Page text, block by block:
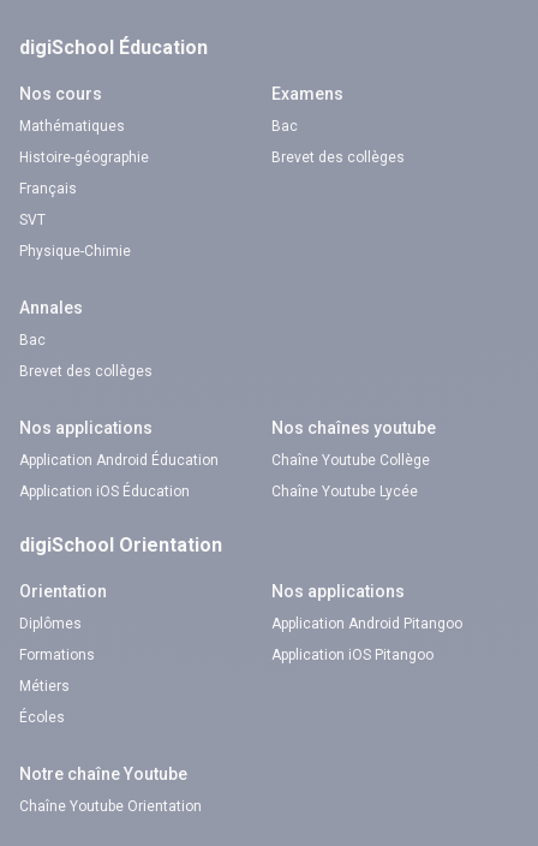
digiSchool Éducation
Nos cours
Mathématiques
Histoire-géographie
Français
SVT
Physique-Chimie
Examens
Bac
Brevet des collèges
Annales
Bac
Brevet des collèges
Nos applications
Application Android Éducation
Application iOS Éducation
Nos chaînes youtube
Chaîne Youtube Collège
Chaîne Youtube Lycée
digiSchool Orientation
Orientation
Diplômes
Formations
Métiers
Écoles
Nos applications
Application Android Pitangoo
Application iOS Pitangoo
Notre chaîne Youtube
Chaîne Youtube Orientation